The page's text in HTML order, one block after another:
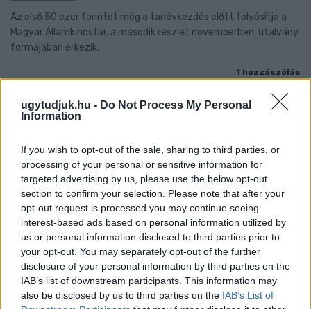
ugytudjuk.hu - Do Not Process My Personal
Information
If you wish to opt-out of the sale, sharing to third parties, or
processing of your personal or sensitive information for
targeted advertising by us, please use the below opt-out
section to confirm your selection. Please note that after your
opt-out request is processed you may continue seeing
interest-based ads based on personal information utilized by
us or personal information disclosed to third parties prior to
your opt-out. You may separately opt-out of the further
disclosure of your personal information by third parties on the
IAB’s list of downstream participants. This information may
also be disclosed by us to third parties on the IAB’s List of
Az első 50 ezer forintot még a tanévkezdés előtt folyósítja a
Magyar Államkincstár, a második részlet novemberben, utalvány
formájában érkezik.
1 hozzászólás